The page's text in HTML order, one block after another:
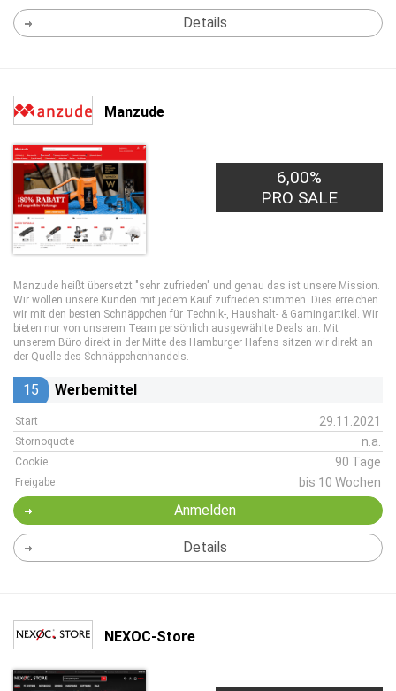
Details
Manzude
6,00%
PRO SALE
Manzude heißt übersetzt "sehr zufrieden" und genau das ist unsere Mission.
Wir wollen unsere Kunden mit jedem Kauf zufrieden stimmen. Dies erreichen
wir mit den besten Schnäppchen für Technik-, Haushalt- & Gamingartikel. Wir
bieten nur von unserem Team persönlich ausgewählte Deals an. Mit
unserem Büro direkt in der Mitte des Hamburger Hafens sitzen wir direkt an
der Quelle des Schnäppchenhandels.
15 Werbemittel
Start 29.11.2021
Stornoquote n.a.
Cookie 90 Tage
Freigabe bis 10 Wochen
Anmelden
Details
NEXOC-Store